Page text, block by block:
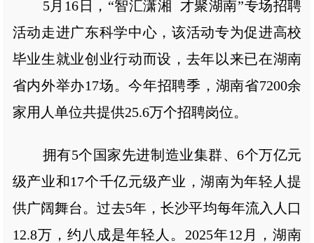
5月16日，“智汇潇湘 才聚湖南”专场招聘
活动走进广东科学中心，该活动专为促进高校
毕业生就业创业行动而设，去年以来已在湖南
省内外举办17场。今年招聘季，湖南省7200余
家用人单位共提供25.6万个招聘岗位。
拥有5个国家先进制造业集群、6个万亿元
级产业和17个千亿元级产业，湖南为年轻人提
供广阔舞台。过去5年，长沙平均每年流入人口
12.8万，约八成是年轻人。2025年12月，湖南